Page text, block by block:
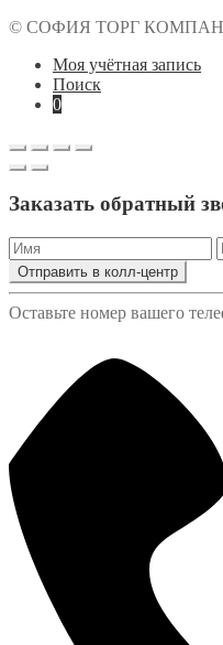
© СОФИЯ ТОРГ
Моя учётная запись
Поиск
0
Заказать обратный
Отправить в колл-центр
Оставьте номер вашего